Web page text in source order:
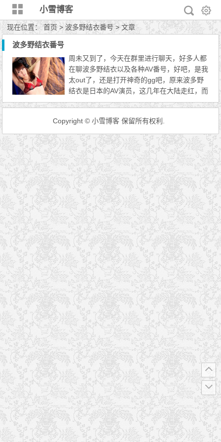
小雪博客
现在位置：首页> 波多野结衣番号 > 文章
波多野结衣番号
周未又到了，今天在群里进行聊天，好多人都
在聊波多野结衣以及各种AV番号，好吧，是我
太out了，还是打开神奇的gg吧，原来波多野
结衣是日本的AV演员，这几年在大陆走红，而
番号则是出演的各种成人作品了，今天小雪博
号吧。 波多野结衣在百科里的介绍是这样
的，1988年出生，看图片貌似是很清纯的，2
008年，也就是20岁的时候出演AV，看来好神
奇，后来依次加入日本的H...
Copyright © 小雪博客 保留所有权利.